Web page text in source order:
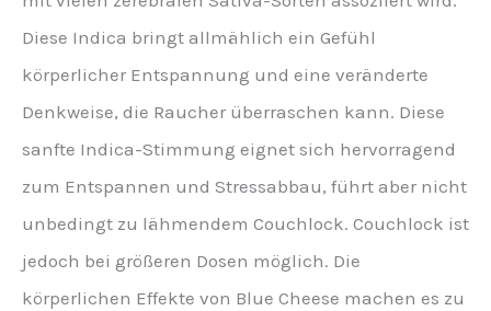
Diese Indica bringt allmählich ein Gefühl
körperlicher Entspannung und eine veränderte
Denkweise, die Raucher überraschen kann. Diese
sanfte Indica-Stimmung eignet sich hervorragend
zum Entspannen und Stressabbau, führt aber nicht
unbedingt zu lähmendem Couchlock. Couchlock ist
jedoch bei größeren Dosen möglich. Die
körperlichen Effekte von Blue Cheese machen es zu